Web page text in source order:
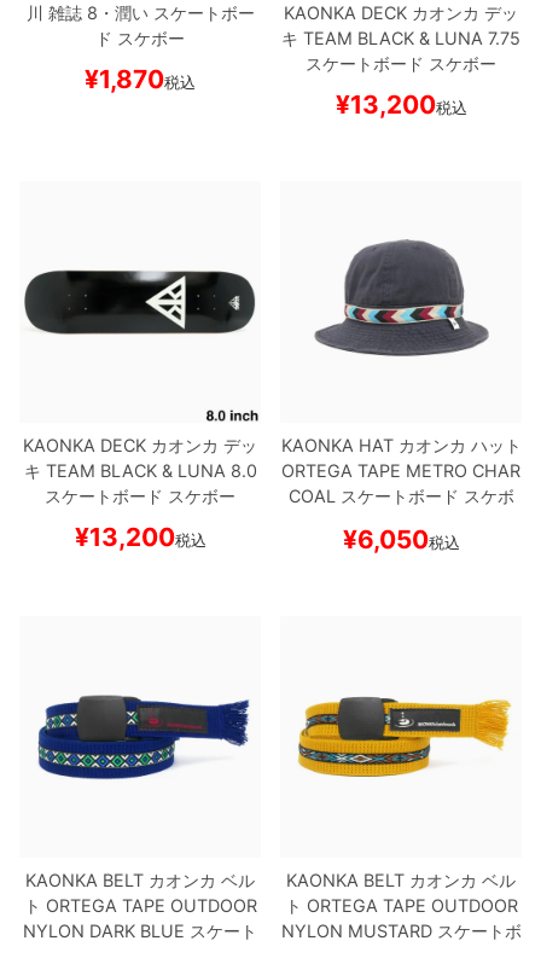
川 雑誌8・潤いスケートボー
ド スケボー
¥1,870税込
KAONKA DECK カオンカ デッ
キ TEAM BLACK & LUNA 7.75
スケートボード スケボー
¥13,200税込
KAONKA DECK カオンカ デッ
キ TEAM BLACK & LUNA 8.0
スケートボード スケボー
¥13,200税込
KAONKA HATカオンカ ハット
ORTEGA TAPE METRO CHAR
COAL
スケートボード スケボ
¥6,050税込
KAONKA BELT カオンカ ベル
ト ORTEGA TAPE OUTDOOR
NYLON DARK BLUE スケート
KAONKA BELT カオンカ ベル
ト ORTEGA TAPE OUTDOOR
NYLON MUSTARDスケートボ